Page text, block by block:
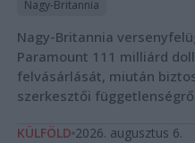
Nagy-Britannia
Nagy-Britannia
Paramount 111 milliárd
felvásárlását, miután
szerkesztői
KÜLFÖLD 2026. augusztus 6.